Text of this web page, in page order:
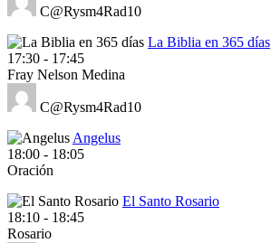
C@Rysm4Rad10
La Biblia en 365 días
17:30 - 17:45
Fray Nelson Medina
C@Rysm4Rad10
Angelus
18:00 - 18:05
Oración
El Santo Rosario
18:10 - 18:45
Rosario